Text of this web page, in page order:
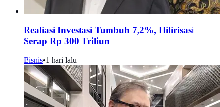
Realiasi Investasi Tumbuh 7,2%, Hilirisasi
Serap Rp 300 Triliun
Bisnis•1 hari lalu